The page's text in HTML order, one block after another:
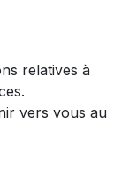
relatives à
vers vous au